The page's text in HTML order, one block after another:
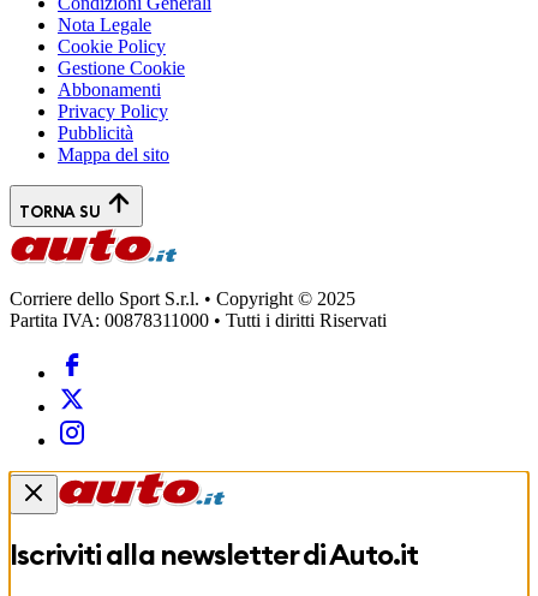
Nota Legale
Cookie Policy
Gestione Cookie
Abbonamenti
Privacy Policy
Pubblicità
Mappa del sito
TORNA SU
Corriere dello Sport S.r.l. • Copyright © 2025
Partita IVA: 00878311000 • Tutti i diritti Riservati
Iscriviti alla newsletter diAuto.it